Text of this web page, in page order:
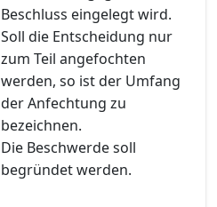
Beschluss eingelegt wird.
Soll die Entscheidung nur
zum Teil angefochten
werden, so ist der Umfang
der Anfechtung zu
bezeichnen.
Die Beschwerde soll
begründet werden.